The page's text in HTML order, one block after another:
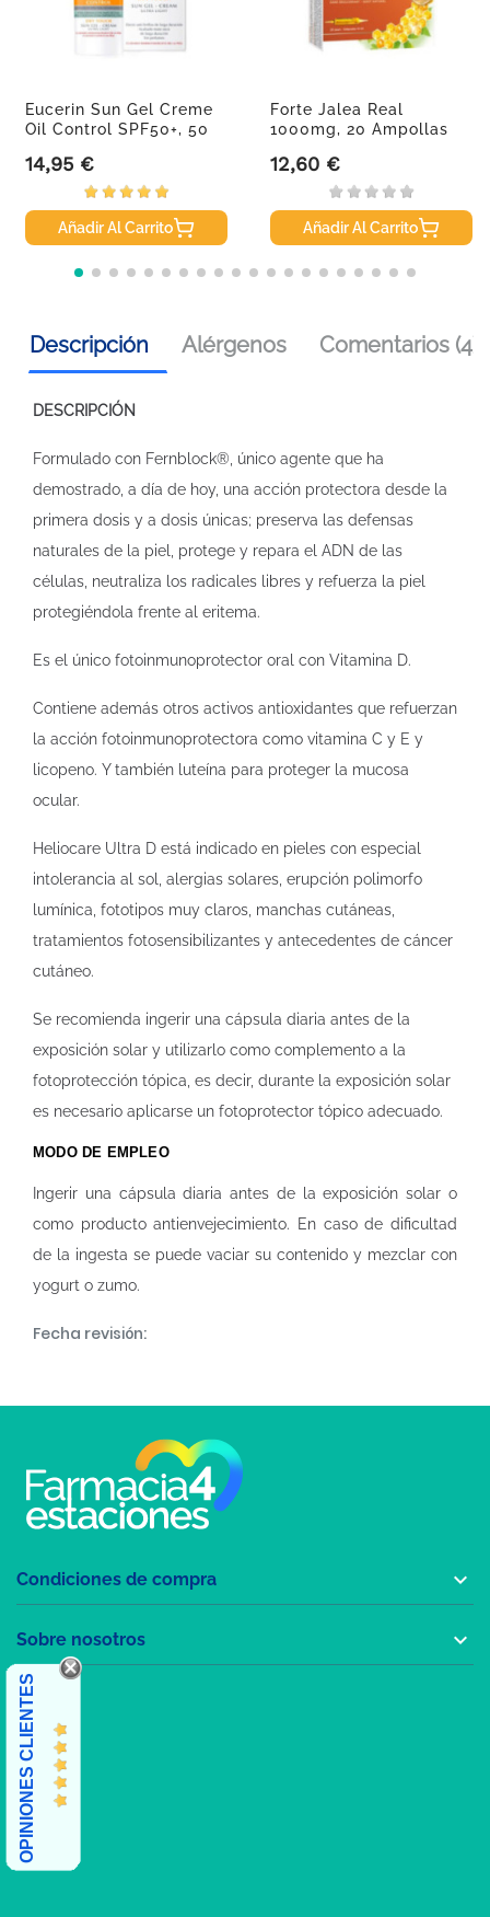
Eucerin Sun Gel Creme
Oil Control SPF50+, 50
Precio
14,95 €
Añadir Al Carrito
Forte Jalea Real
1000mg, 20 Ampollas
Precio
12,60 €
Añadir Al Carrito
Descripción Alérgenos Comentarios (4)
DESCRIPCIÓN
Formulado con Fernblock®, único agente que ha
demostrado, a día de hoy, una acción protectora desde la
primera dosis y a dosis únicas; preserva las defensas
naturales de la piel, protege y repara el ADN de las
células, neutraliza los radicales libres y refuerza la piel
protegiéndola frente al eritema.
Es el único fotoinmunoprotector oral con Vitamina D.
Contiene además otros activos antioxidantes que refuerzan
la acción fotoinmunoprotectora como vitamina C y E y
licopeno. Y también luteína para proteger la mucosa
ocular.
Heliocare Ultra D está indicado en pieles con especial
intolerancia al sol, alergias solares, erupción polimorfo
lumínica, fototipos muy claros, manchas cutáneas,
tratamientos fotosensibilizantes y antecedentes de cáncer
cutáneo.
Se recomienda ingerir una cápsula diaria antes de la
exposición solar y utilizarlo como complemento a la
fotoprotección tópica, es decir, durante la exposición solar
es necesario aplicarse un fotoprotector tópico adecuado.
MODO DE EMPLEO
Ingerir una cápsula diaria antes de la exposición solar o
como producto antienvejecimiento. En caso de dificultad
de la ingesta se puede vaciar su contenido y mezclar con
yogurt o zumo.
Fecha revisión:
Condiciones de compra 
Sobre nosotros 
OPINIONES CLIENTES